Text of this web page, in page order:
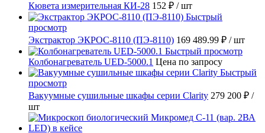
Кювета измерительная КИ-28 152 ₽ / шт
Быстрый
просмотр
Экстрактор ЭКРОС-8110 (ПЭ-8110) 169 489.99 ₽ / шт
Быстрый просмотр
Колбонагреватель UED-5000.1 Цена по запросу
Быстрый
просмотр
Вакуумные сушильные шкафы серии Clarity 279 200 ₽ /
шт